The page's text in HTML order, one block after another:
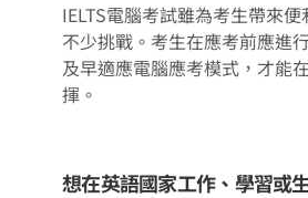
IELTS電腦考試雖為考生帶來
不少挑戰。考生在應考前應進
及早適應電腦應考模式，才能
揮。
想在英語國家工作、學習或